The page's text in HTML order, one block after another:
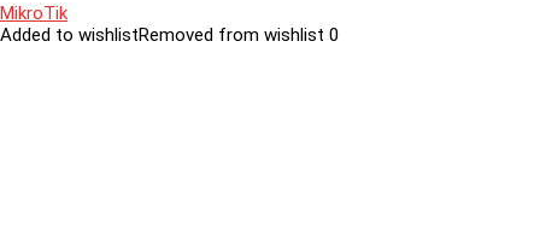
MikroTik
Added to wishlistRemoved from wishlist 0